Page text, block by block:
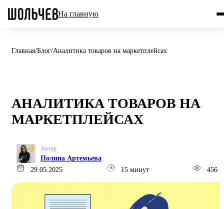
На главную
Главная/Блог/Аналитика товаров на маркетплейсах
АНАЛИТИКА ТОВАРОВ НА
МАРКЕТПЛЕЙСАХ
Автор
Полина Артемьева
29.05.2025
15 минут 456